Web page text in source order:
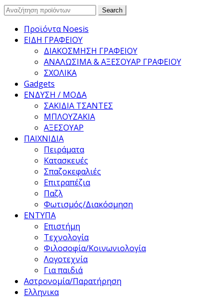
Search
Search
Προϊόντα Noesis
ΕΙΔΗ ΓΡΑΦΕΙΟΥ
ΔΙΑΚΟΣΜΗΣΗ ΓΡΑΦΕΙΟΥ
ΑΝΑΛΩΣΙΜΑ & ΑΞΕΣΟΥΑΡ ΓΡΑΦΕΙΟΥ
ΣΧΟΛΙΚΑ
Gadgets
ΕΝΔΥΣΗ / ΜΟΔΑ
ΣΑΚΙΔΙΑ ΤΣΑΝΤΕΣ
ΜΠΛΟΥΖΑΚΙΑ
ΑΞΕΣΟΥΑΡ
ΠΑΙΧΝΙΔΙΑ
Πειράματα
Κατασκευές
Σπαζοκεφαλιές
Επιτραπέζια
Παζλ
Φωτισμός/Διακόσμηση
ΕΝΤΥΠΑ
Επιστήμη
Τεχνολογία
Φιλοσοφία/Κοινωνιολογία
Λογοτεχνία
Για παιδιά
Αστρονομία/Παρατήρηση
Ελληνικα